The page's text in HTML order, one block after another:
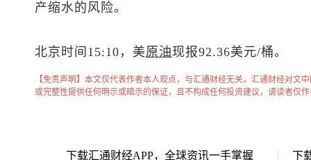
产缩水的风险。
北京时间15:10， 美原油现报92.36美元/桶。
【免责声明】本文仅代表作者本人观点，与汇通财经无关。汇通财经对文
或完整性提供任何明示或暗示的保证，且不构成任何投资建议，请读者仅
下载汇通财经APP，全球资讯一手掌握 下